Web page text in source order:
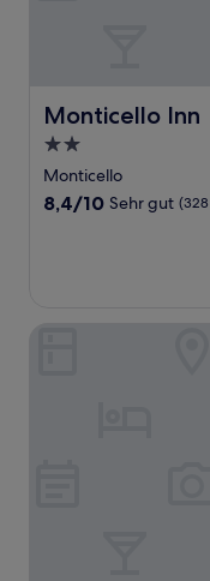
Monticello Inn
Monticello Inn
2.0-
Sterne-
Unterkunft
Monticello
8.4
Bewertungen)
8,4/10 Sehr gut